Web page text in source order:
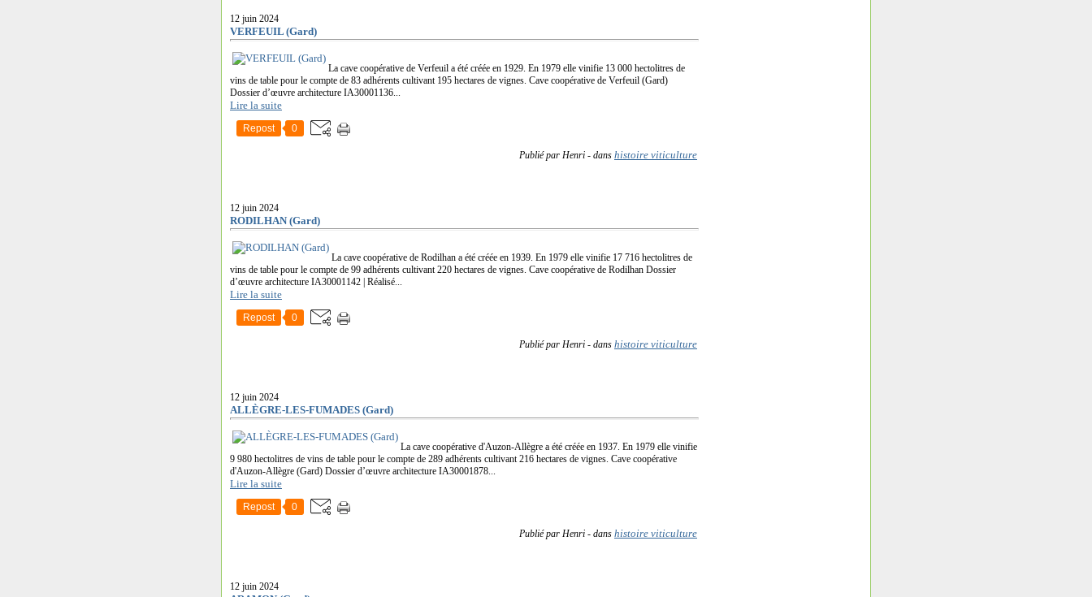
12 juin 2024
VERFEUIL (Gard)
La cave coopérative de Verfeuil a été créée en 1929. En 1979 elle vinifie 13 000 hectolitres de
vins de table pour le compte de 83 adhérents cultivant 195 hectares de vignes. Cave coopérative de Verfeuil (Gard)
Dossier d’œuvre architecture IA30001136...
Lire la suite
Repost 0
Publié par Henri - dans histoire viticulture
12 juin 2024
RODILHAN (Gard)
La cave coopérative de Rodilhan a été créée en 1939. En 1979 elle vinifie 17 716 hectolitres de
vins de table pour le compte de 99 adhérents cultivant 220 hectares de vignes. Cave coopérative de Rodilhan Dossier
d’œuvre architecture IA30001142 | Réalisé...
Lire la suite
Repost 0
Publié par Henri - dans histoire viticulture
12 juin 2024
ALLÈGRE-LES-FUMADES (Gard)
La cave coopérative d'Auzon-Allègre a été créée en 1937. En 1979 elle vinifie
9 980 hectolitres de vins de table pour le compte de 289 adhérents cultivant 216 hectares de vignes. Cave coopérative
d'Auzon-Allègre (Gard) Dossier d’œuvre architecture IA30001878...
Lire la suite
Repost 0
Publié par Henri - dans histoire viticulture
12 juin 2024